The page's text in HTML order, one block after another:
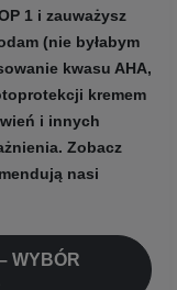
1 i zauważysz
(nie byłabym
kwasu AHA,
kremem
i innych
Zobacz
nasi
WYBÓR